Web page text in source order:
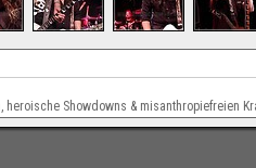
heroische Showdowns & misanthropiefreien